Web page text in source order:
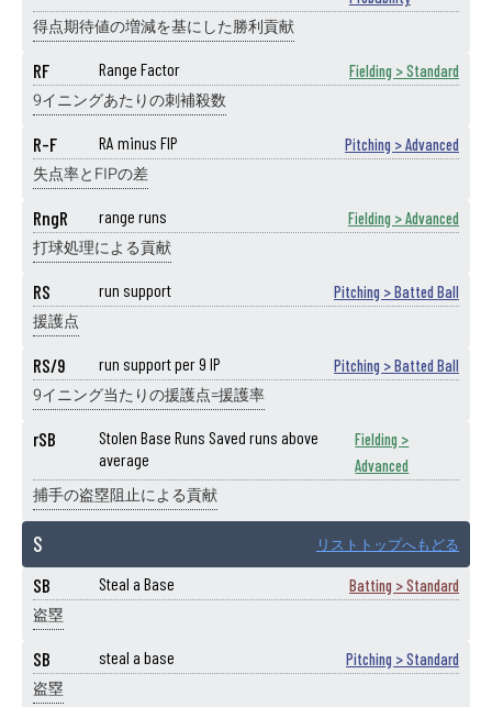
得点期待値の増減を基にした勝利貢献
RF Range Factor Fielding > Standard
9イニングあたりの刺補殺数
R-F RA minus FIP Pitching > Advanced
失点率とFIPの差
RngR range runs Fielding > Advanced
打球処理による貢献
RS run support Pitching > Batted Ball
援護点
RS/9 run support per 9 IP Pitching > Batted Ball
9イニング当たりの援護点=援護率
rSB
Stolen Base Runs Saved runs above
average
Fielding >
Advanced
捕手の盗塁阻止による貢献
S リストトップへもどる
SB Steal a Base Batting > Standard
盗塁
SB steal a base Pitching > Standard
盗塁